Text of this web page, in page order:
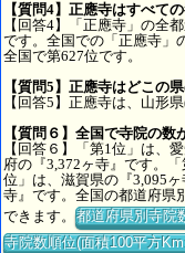
【質問4】正應寺はすべて
【回答4】「正應寺」の全
です。全国での「正應寺」
全国で第627位です。
【質問5】正應寺はどこの
【回答5】正應寺は、山形
【質問６】全国で寺院の
【回答６】「第1位」は、
府の『3,372ヶ寺』です。
位」は、滋賀県の『3,095
寺』です。全国の都道府県
できます。都道府県別寺院
寺院数順位(面積100平方